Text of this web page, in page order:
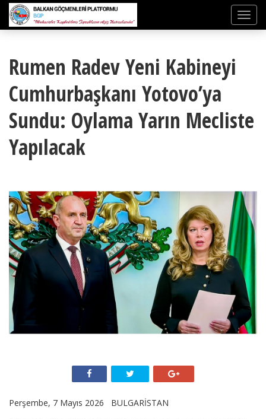
Rumen Radev Yeni Kabineyi
Cumhurbaşkanı Yotovo’ya
Sundu: Oylama Yarın Mecliste
Yapılacak
Perşembe, 7 Mayıs 2026 BULGARİSTAN